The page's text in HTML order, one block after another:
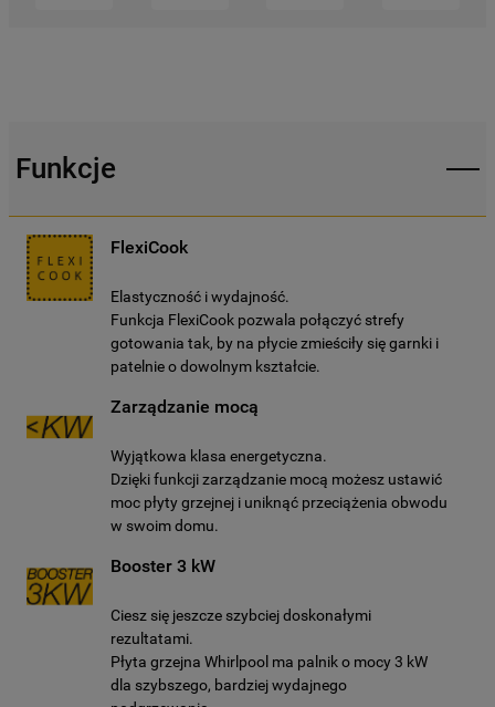
Funkcje
FlexiCook
Elastyczność i wydajność.
Funkcja FlexiCook pozwala połączyć strefy
gotowania tak, by na płycie zmieściły się garnki i
patelnie o dowolnym kształcie.
Zarządzanie mocą
Wyjątkowa klasa energetyczna.
Dzięki funkcji zarządzanie mocą możesz ustawić
moc płyty grzejnej i uniknąć przeciążenia obwodu
w swoim domu.
Booster 3 kW
Ciesz się jeszcze szybciej doskonałymi
rezultatami.
Płyta grzejna Whirlpool ma palnik o mocy 3 kW
dla szybszego, bardziej wydajnego